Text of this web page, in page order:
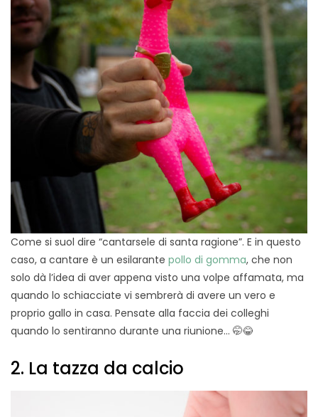
Come si suol dire “cantarsele di santa ragione”. E in questo
caso, a cantare è un esilarante pollo di gomma, che non
solo dà l’idea di aver appena visto una volpe affamata, ma
quando lo schiacciate vi sembrerà di avere un vero e
proprio gallo in casa. Pensate alla faccia dei colleghi
quando lo sentiranno durante una riunione… 🤭😂
2. La tazza da calcio